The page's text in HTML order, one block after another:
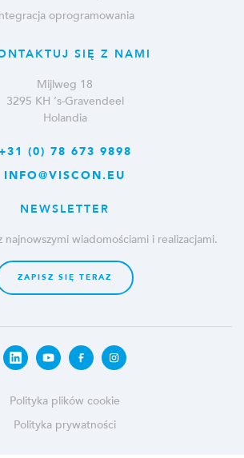
oprogramowania
SIĘ Z NAMI
Mijlweg 18
3295 KH ‘s-Gravendeel
Holandia
(0) 78 673 9898
INFO@VISCON.EU
NEWSLETTER
najnowszymi wiadomościami i realizacjami.
ZAPISZ SIĘ TERAZ
Polityka plików cookie
Polityka prywatności